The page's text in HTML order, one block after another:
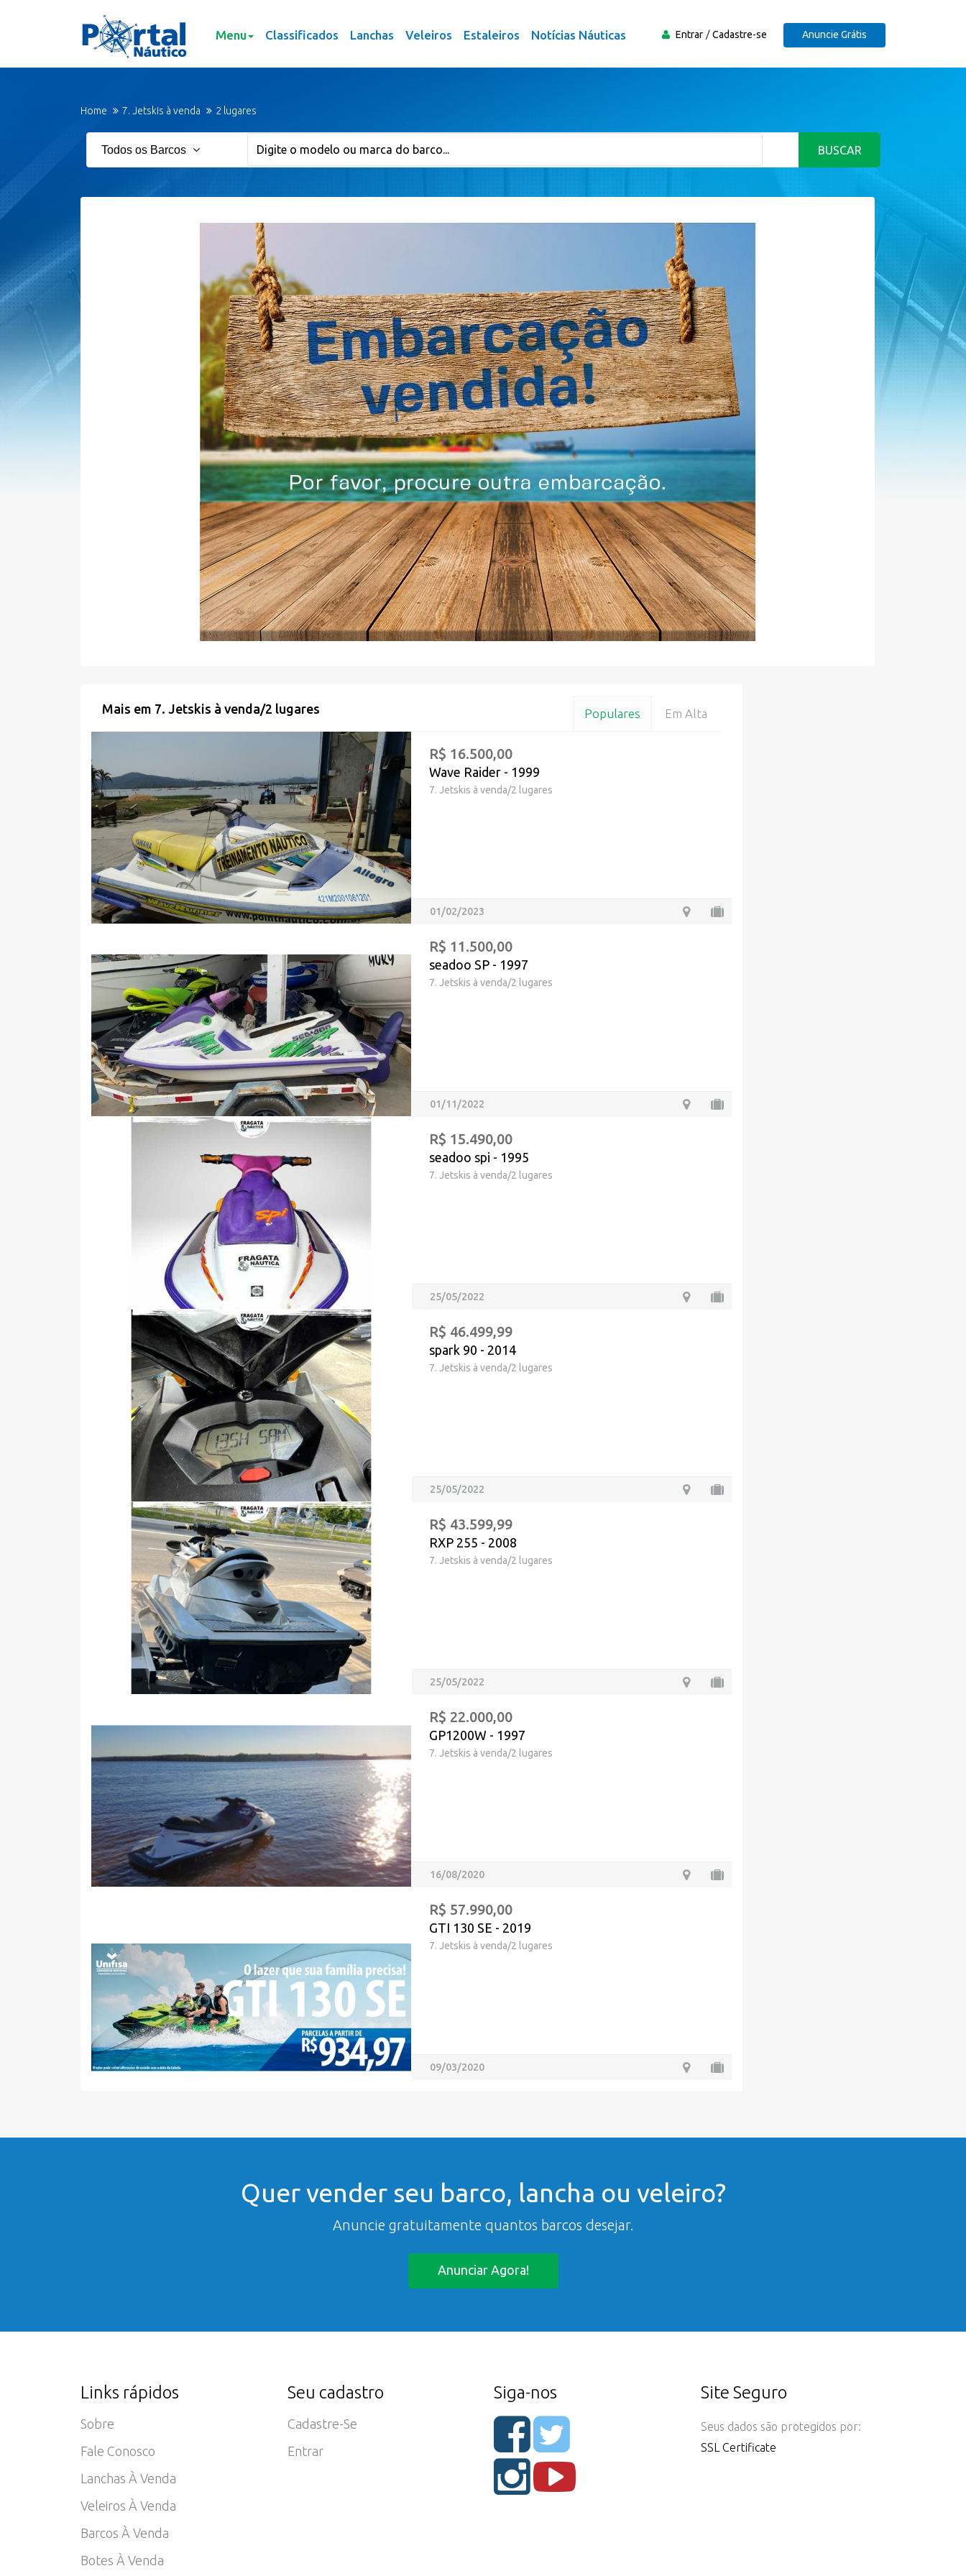
Menu Classificados Lanchas Veleiros Estaleiros Notícias Náuticas Entrar Cadastre-se Anuncie Grátis
Home 7. Jetskis à venda 2 lugares
Todos os Barcos BUSCAR
Mais em 7. Jetskis à venda/2 lugares Populares Em Alta
R$ 16.500,00
Wave Raider - 1999
7. Jetskis à venda/2 lugares
01/02/2023
R$ 11.500,00
seadoo SP - 1997
7. Jetskis à venda/2 lugares
01/11/2022
R$ 15.490,00
seadoo spi - 1995
7. Jetskis à venda/2 lugares
25/05/2022
R$ 46.499,99
spark 90 - 2014
7. Jetskis à venda/2 lugares
25/05/2022
R$ 43.599,99
RXP 255 - 2008
7. Jetskis à venda/2 lugares
25/05/2022
R$ 22.000,00
GP1200W - 1997
7. Jetskis à venda/2 lugares
16/08/2020
R$ 57.990,00
GTI 130 SE - 2019
7. Jetskis à venda/2 lugares
09/03/2020
Quer vender seu barco, lancha ou veleiro?
Anuncie gratuitamente quantos barcos desejar.
Anunciar Agora!
Links rápidos
Sobre
Fale Conosco
Lanchas À Venda
Veleiros À Venda
Barcos À Venda
Botes À Venda
Seu cadastro
Cadastre-Se
Entrar
Siga-nos Site Seguro
Seus dados são protegidos por:
SSL Certificate